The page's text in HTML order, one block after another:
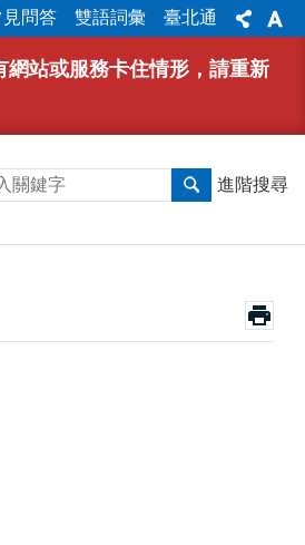
見問答 雙語詞彙 臺北通
站或服務卡住情形，請重新
進階搜尋